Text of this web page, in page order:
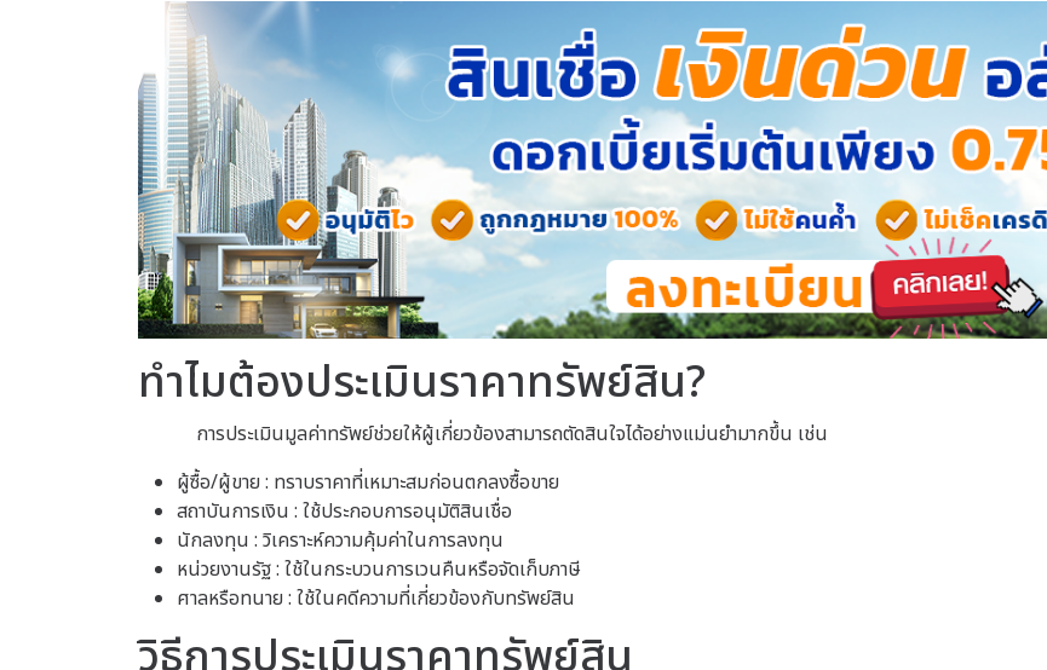
ทำไมต้องประเมินราคาทรัพย์สิน?
การประเมินมูลค่าทรัพย์ช่วยให้ผู้เกี่ยวข้องสามารถตัดสินใจได้อย่างแม่นยำมากขึ้น เช่น
ผู้ซื้อ/ผู้ขาย : ทราบราคาที่เหมาะสมก่อนตกลงซื้อขาย
สถาบันการเงิน : ใช้ประกอบการอนุมัติสินเชื่อ
นักลงทุน : วิเคราะห์ความคุ้มค่าในการลงทุน
หน่วยงานรัฐ : ใช้ในกระบวนการเวนคืนหรือจัดเก็บภาษี
ศาลหรือทนาย : ใช้ในคดีความที่เกี่ยวข้องกับทรัพย์สิน